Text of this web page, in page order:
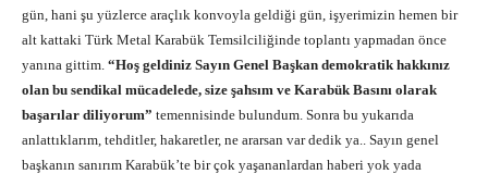
gün, hani şu yüzlerce araçlık konvoyla geldiği gün, işyerimizin hemen bir
alt kattaki Türk Metal Karabük Temsilciliğinde toplantı yapmadan önce
yanına gittim. “Hoş geldiniz Sayın Genel Başkan demokratik hakkınız
olan bu sendikal mücadelede, size şahsım ve Karabük Basını olarak
başarılar diliyorum” temennisinde bulundum. Sonra bu yukarıda
anlattıklarım, tehditler, hakaretler, ne ararsan var dedik ya.. Sayın genel
başkanın sanırım Karabük’te bir çok yaşananlardan haberi yok yada